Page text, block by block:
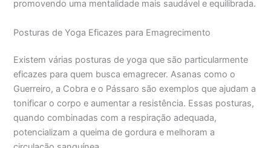
promovendo uma mentalidade mais saudável e equilibrada.
Posturas de Yoga Eficazes para Emagrecimento
Existem várias posturas de yoga que são particularmente
eficazes para quem busca emagrecer. Asanas como o
Guerreiro, a Cobra e o Pássaro são exemplos que ajudam a
tonificar o corpo e aumentar a resistência. Essas posturas,
quando combinadas com a respiração adequada,
potencializam a queima de gordura e melhoram a